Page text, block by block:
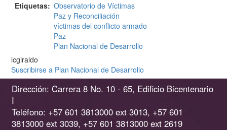
Etiquetas Observatorio de Víctimas
Paz y Reconciliación
víctimas del conflicto armado
Paz
Plan Nacional de Desarrollo
lcgiraldo
Suscribirse a Plan Nacional de Desarrollo
Dirección: Carrera 8 No. 10 - 65, Edificio Bicentenario
I
Teléfono: +57 601 3813000 ext 3013, +57 601
3813000 ext 3039, +57 601 3813000 ext 2619